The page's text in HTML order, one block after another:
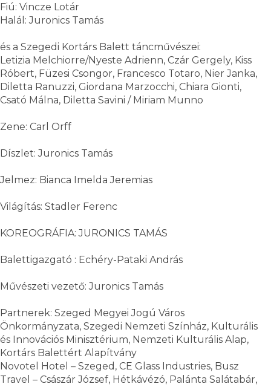
Fiú: Vincze Lotár
Halál: Juronics Tamás
és a Szegedi Kortárs Balett táncművészei:
Letizia Melchiorre/Nyeste Adrienn, Czár Gergely, Kiss
Róbert, Füzesi Csongor, Francesco Totaro, Nier Janka,
Diletta Ranuzzi, Giordana Marzocchi, Chiara Gionti,
Csató Málna, Diletta Savini / Miriam Munno
Zene: Carl Orff
Díszlet: Juronics Tamás
Jelmez: Bianca Imelda Jeremias
Világítás: Stadler Ferenc
KOREOGRÁFIA: JURONICS TAMÁS
Balettigazgató : Echéry-Pataki András
Művészeti vezető: Juronics Tamás
Partnerek: Szeged Megyei Jogú Város
Önkormányzata, Szegedi Nemzeti Színház, Kulturális
és Innovációs Minisztérium, Nemzeti Kulturális Alap,
Kortárs Balettért Alapítvány
Novotel Hotel – Szeged, CE Glass Industries, Busz
Travel – Császár József, Hétkávézó, Palánta Salátabár,